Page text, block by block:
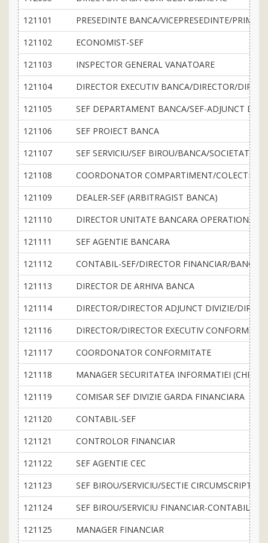
121101
PRESEDINTE BANCA/VICEPRESEDINTE/PRIM-
121102
ECONOMIST-SEF
121103
INSPECTOR GENERAL VANATOARE
121104
DIRECTOR EXECUTIV BANCA/DIRECTOR/
121105
SEF DEPARTAMENT BANCA/SEF-ADJUNCT
121106
SEF PROIECT BANCA
121107
SEF SERVICIU/SEF BIROU/BANCA/SOCIETATE
121108
COORDONATOR COMPARTIMENT/COLECTIV
121109
DEALER-SEF (ARBITRAGIST BANCA)
121110
DIRECTOR UNITATE BANCARA
121111
SEF AGENTIE BANCARA
121112
CONTABIL-SEF/DIRECTOR FINANCIAR/BANCA/
121113
DIRECTOR DE ARHIVA BANCA
121114
DIRECTOR/DIRECTOR ADJUNCT DIVIZIE/
121116
DIRECTOR/DIRECTOR EXECUTIV
121117
COORDONATOR CONFORMITATE
121118
MANAGER SECURITATEA INFORMATIEI (CHIEF
121119
COMISAR SEF DIVIZIE GARDA FINANCIARA
121120
CONTABIL-SEF
121121
CONTROLOR FINANCIAR
121122
SEF AGENTIE CEC
121123
SEF BIROU/SERVICIU/SECTIE CIRCUMSCRIPTIE
121124
SEF BIROU/SERVICIU FINANCIAR-
121125
MANAGER FINANCIAR